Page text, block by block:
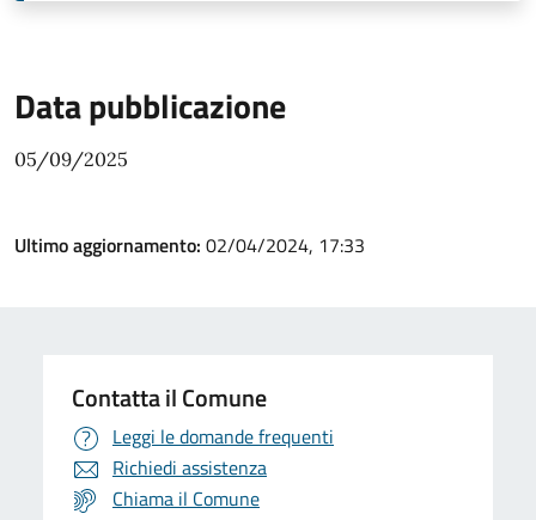
Data pubblicazione
05/09/2025
Ultimo aggiornamento: 02/04/2024, 17:33
Contatta il Comune
Leggi le domande frequenti
Richiedi assistenza
Chiama il Comune